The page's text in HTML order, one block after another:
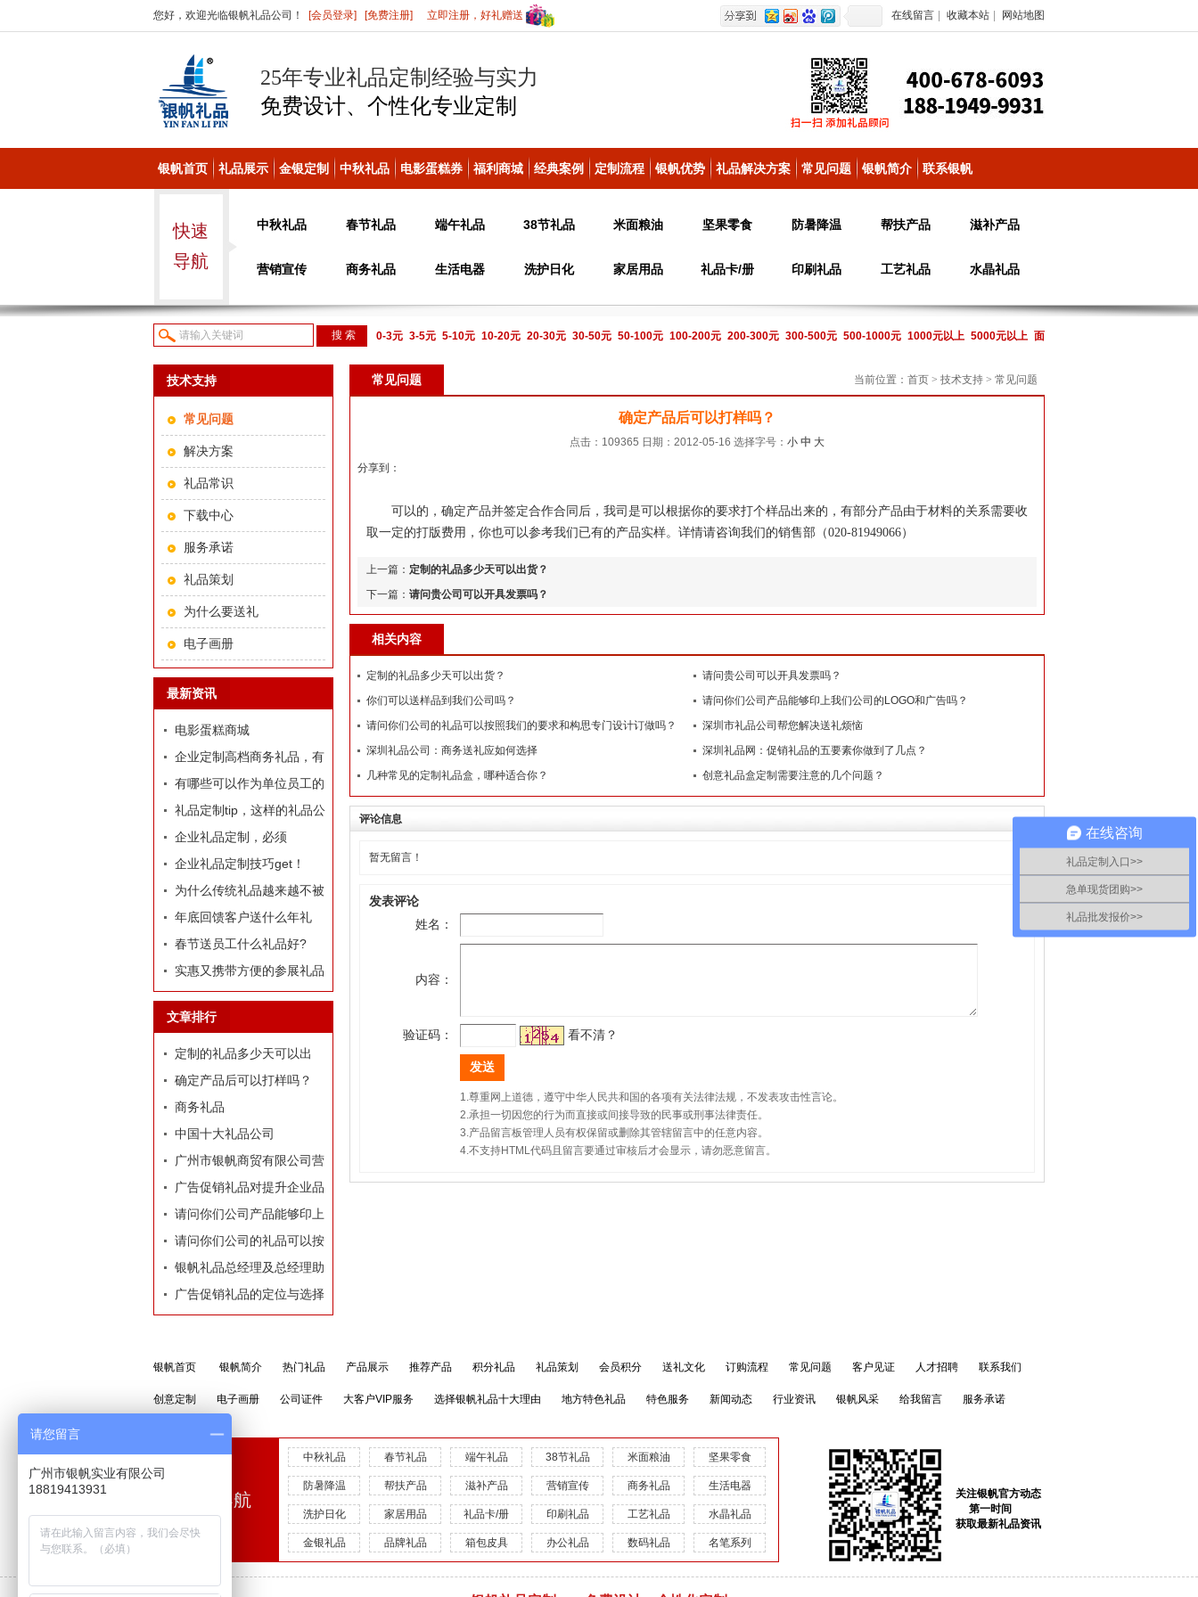
您好，欢迎光临银帆礼品公司！ [会员登录] [免费注册] 立即注册，好礼赠送 在线留言 收藏本站 网站地图
25年专业礼品定制经验与实力
免费设计、个性化专业定制
银帆首页 礼品展示 金银定制 中秋礼品 电影蛋糕券 福利商城 经典案例 定制流程 银帆优势 礼品解决方案 常见问题 银帆简介 联系银帆
快速
导航
中秋礼品 春节礼品 端午礼品 38节礼品 米面粮油 坚果零食 防暑降温 帮扶产品 滋补产品
营销宣传 商务礼品 生活电器 洗护日化 家居用品 礼品卡/册 印刷礼品 工艺礼品 水晶礼品
0-3元 3-5元 5-10元 10-20元 20-30元 30-50元 50-100元 100-200元 200-300元 300-500元 500-1000元 1000元以上 5000元以上 面
议或电话咨询
技术支持
常见问题
解决方案
礼品常识
下载中心
服务承诺
礼品策划
为什么要送礼
电子画册
最新资讯
电影蛋糕商城
企业定制高档商务礼品，有
哪些推荐？
有哪些可以作为单位员工的
定制礼品？
礼品定制tip，这样的礼品公
司我才爱！
企业礼品定制，必须
有“里”、有“面”
企业礼品定制技巧get！
为什么传统礼品越来越不被
选择了
年底回馈客户送什么年礼
好?
春节送员工什么礼品好?
实惠又携带方便的参展礼品
文章排行
定制的礼品多少天可以出
货？
确定产品后可以打样吗？
商务礼品
中国十大礼品公司
广州市银帆商贸有限公司营
业执照
广告促销礼品对提升企业品
牌有着莫大的作用
请问你们公司产品能够印上
我们公司的LOGO和广告
吗？
请问你们公司的礼品可以按
照我们的要求和构思专门设
计订做吗？
银帆礼品总经理及总经理助
理名片
广告促销礼品的定位与选择
常见问题 当前位置： 首页 > 技术支持 > 常见问题
确定产品后可以打样吗？
点击：109365 日期：2012-05-16 选择字号： 小 中 大
分享到：
可以的，确定产品并签定合作合同后，我司是可以根据你的要求打个样品出来的，有部分产品由于材料的关系需要收
取一定的打版费用，你也可以参考我们已有的产品实样。详情请咨询我们的销售部（020-81949066）
上一篇： 定制的礼品多少天可以出货？
下一篇： 请问贵公司可以开具发票吗？
相关内容
定制的礼品多少天可以出货？
请问贵公司可以开具发票吗？
你们可以送样品到我们公司吗？
请问你们公司产品能够印上我们公司的LOGO和广告吗？
请问你们公司的礼品可以按照我们的要求和构思专门设计订做吗？
深圳市礼品公司帮您解决送礼烦恼
深圳礼品公司：商务送礼应如何选择
深圳礼品网：促销礼品的五要素你做到了几点？
几种常见的定制礼品盒，哪种适合你？
创意礼品盒定制需要注意的几个问题？
评论信息
暂无留言！
发表评论
姓名：
内容：
验证码： 看不清？
1.尊重网上道德，遵守中华人民共和国的各项有关法律法规，不发表攻击性言论。
2.承担一切因您的行为而直接或间接导致的民事或刑事法律责任。
3.产品留言板管理人员有权保留或删除其管辖留言中的任意内容。
4.不支持HTML代码且留言要通过审核后才会显示，请勿恶意留言。
银帆首页 银帆简介 热门礼品 产品展示 推荐产品 积分礼品 礼品策划 会员积分 送礼文化 订购流程 常见问题 客户见证 人才招聘 联系我们
创意定制 电子画册 公司证件 大客户VIP服务 选择银帆礼品十大理由 地方特色礼品 特色服务 新闻动态 行业资讯 银帆风采 给我留言 服务承诺
快速导航
中秋礼品 春节礼品 端午礼品 38节礼品 米面粮油 坚果零食
防暑降温 帮扶产品 滋补产品 营销宣传 商务礼品 生活电器
洗护日化 家居用品 礼品卡/册 印刷礼品 工艺礼品 水晶礼品
金银礼品 品牌礼品 箱包皮具 办公礼品 数码礼品 名笔系列
关注银帆官方动态
第一时间
获取最新礼品资讯
在线咨询
礼品定制入口>>
急单现货团购>>
礼品批发报价>>
请您留言
广州市银帆实业有限公司
18819413931